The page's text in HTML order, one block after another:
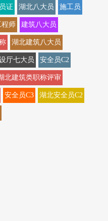
证 湖北八大员 施工员
师 建筑八大员
湖北建筑八大员
厅七大员 安全员C2
北建筑类职称评审
安全员C3 湖北安全员C2